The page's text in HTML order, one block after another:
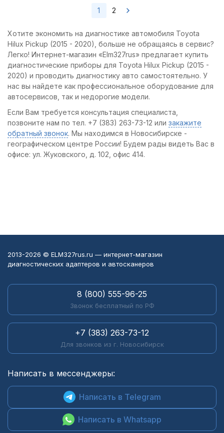
1 2
Хотите экономить на диагностике автомобиля Toyota
Hilux Pickup (2015 - 2020), больше не обращаясь в сервис?
Легко! Интернет-магазин «Elm327rus» предлагает купить
диагностические приборы для Toyota Hilux Pickup (2015 -
2020) и проводить диагностику авто самостоятельно. У
нас вы найдете как профессиональное оборудование для
автосервисов, так и недорогие модели.
Если Вам требуется консультация специалиста,
позвоните нам по тел. +7 (383) 263-73-12 или закажите
обратный звонок. Мы находимся в Новосибирске -
географическом центре России! Будем рады видеть Вас в
офисе: ул. Жуковского, д. 102, офис 414.
2013-2026 © ELM327rus.ru — интернет-магазин
диагностических адаптеров и автосканеров
8 (800) 555-96-25
Звонок бесплатный по РФ
+7 (383) 263-73-12
Для звонков из г. Новосибирск
Написать в мессенджеры:
Написать в Telegram
Написать в Whatsapp